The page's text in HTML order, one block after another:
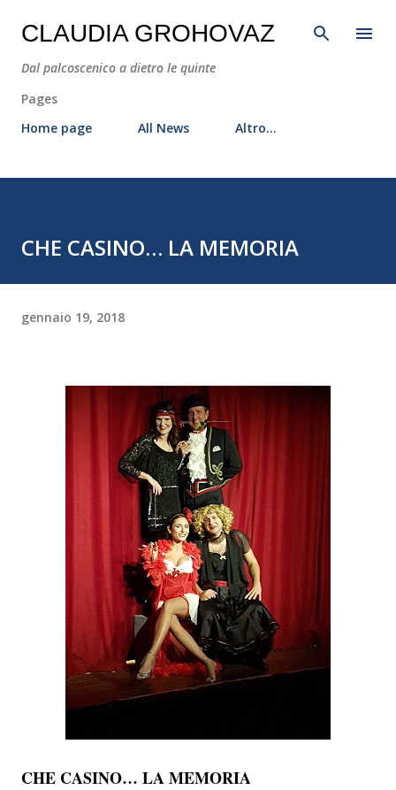
Passa ai contenuti principali
CLAUDIA GROHOVAZ
Dal palcoscenico a dietro le quinte
Pages
Home page
All News Altro…
CHE CASINO… LA MEMORIA
gennaio 19, 2018
CHE CASINO… LA MEMORIA